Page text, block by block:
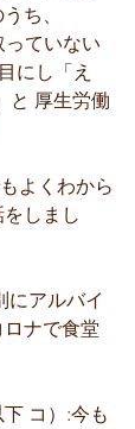
ち、
ていない
にし「え
と 厚生労働
よくわから
しまし
にアルバイ
ナで食堂
コ）:今も